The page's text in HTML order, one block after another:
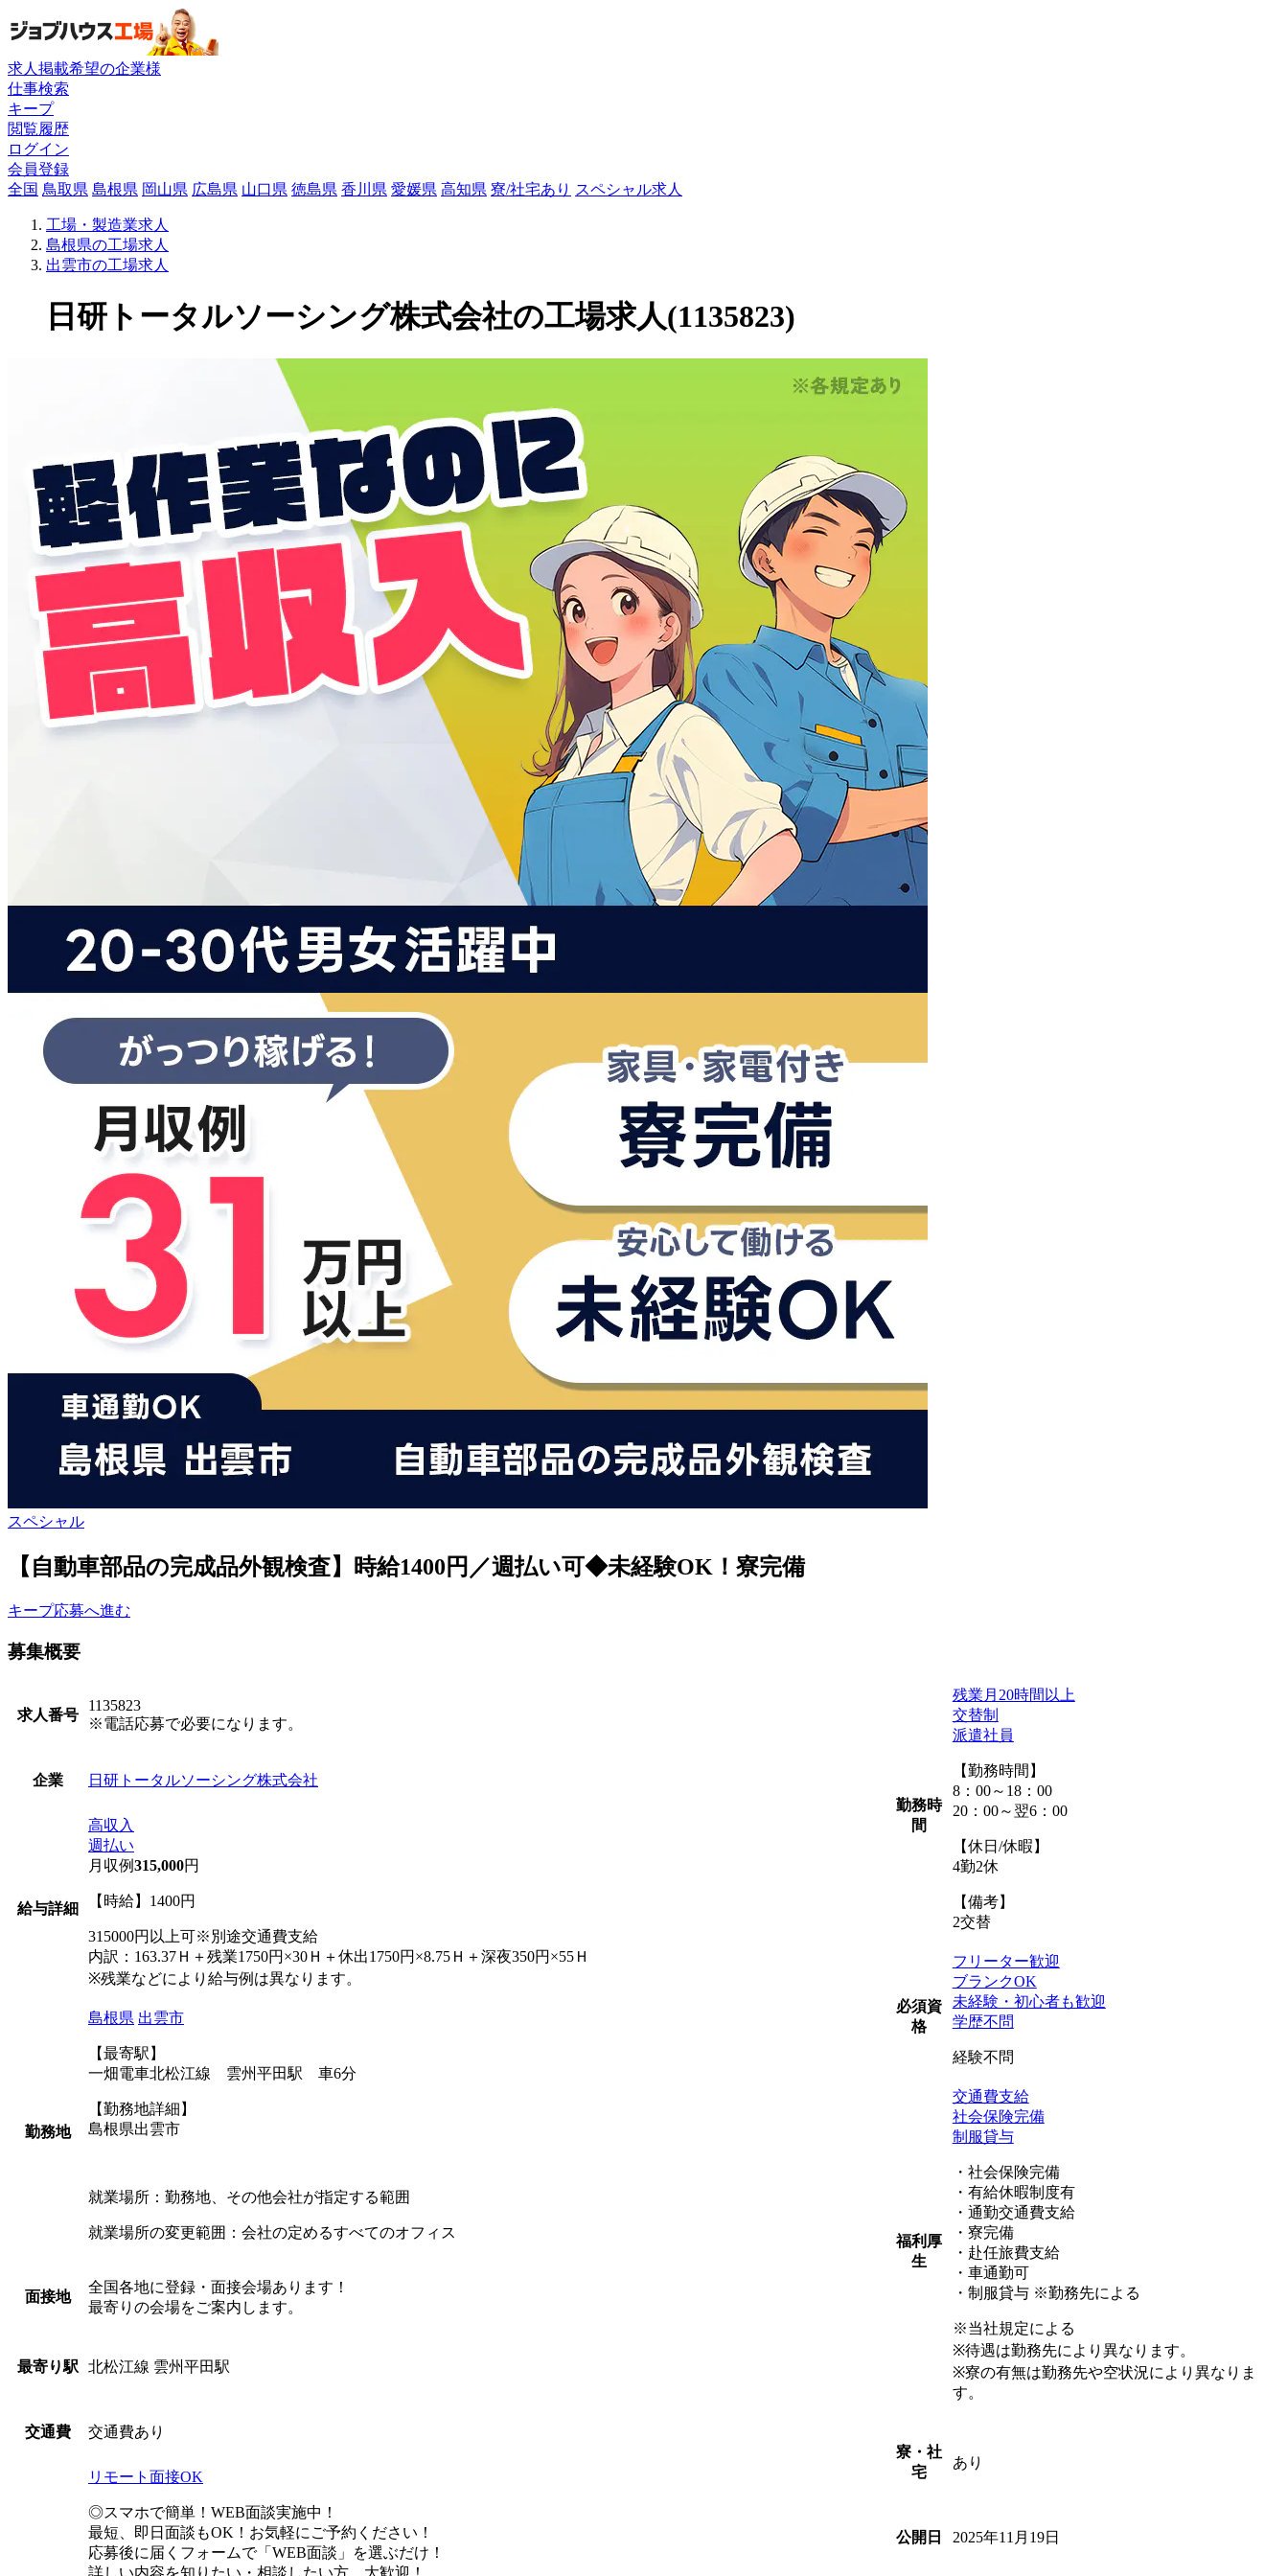
求人掲載希望の企業様
仕事検索
キープ
閲覧履歴
ログイン
会員登録
全国 鳥取県 島根県 岡山県 広島県 山口県 徳島県 香川県 愛媛県 高知県 寮/社宅あり スペシャル求人
工場・製造業求人
島根県の工場求人
出雲市の工場求人
日研トータルソーシング株式会社の工場求人(1135823)
スペシャル
【自動車部品の完成品外観検査】時給1400円／週払い可◆未経験OK！寮完備
キープ応募へ進む
募集概要
求人番号
1135823
※電話応募で必要になります。
企業 日研トータルソーシング株式会社
給与詳細
高収入
週払い
月収例315,000円
【時給】1400円
315000円以上可※別途交通費支給
内訳：163.37Ｈ＋残業1750円×30Ｈ＋休出1750円×8.75Ｈ＋深夜350円×55Ｈ
※残業などにより給与例は異なります。
勤務地
島根県 出雲市
【最寄駅】
一畑電車北松江線 雲州平田駅 車6分
【勤務地詳細】
島根県出雲市
就業場所：勤務地、その他会社が指定する範囲
就業場所の変更範囲：会社の定めるすべてのオフィス
面接地
全国各地に登録・面接会場あります！
最寄りの会場をご案内します。
最寄り駅 北松江線 雲州平田駅
交通費 交通費あり
リモート面接OK
◎スマホで簡単！WEB面談実施中！
最短、即日面談もOK！お気軽にご予約ください！
応募後に届くフォームで「WEB面談」を選ぶだけ！
詳しい内容を知りたい・相談したい方、大歓迎！
勤務時
間
残業月20時間以上
交替制
派遣社員
【勤務時間】
8：00～18：00
20：00～翌6：00
【休日/休暇】
4勤2休
【備考】
2交替
必須資
格
フリーター歓迎
ブランクOK
未経験・初心者も歓迎
学歴不問
経験不問
福利厚
生
交通費支給
社会保険完備
制服貸与
・社会保険完備
・有給休暇制度有
・通勤交通費支給
・寮完備
・赴任旅費支給
・車通勤可
・制服貸与 ※勤務先による
※当社規定による
※待遇は勤務先により異なります。
※寮の有無は勤務先や空状況により異なりま
す。
寮・社
宅
あり
公開日 2025年11月19日